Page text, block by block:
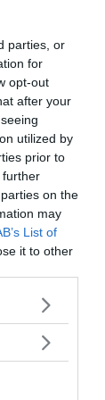
parties, or
for
opt-out
after your
utilized by
prior to
further
on the
may
List of
it to other
Google
click to
Google
può